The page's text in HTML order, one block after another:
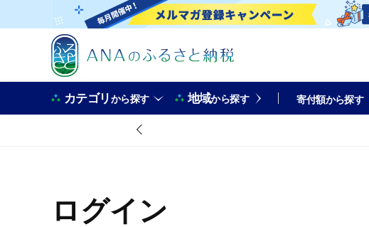
カテゴリから探す 地域から探す 寄付額から探す
ログイン